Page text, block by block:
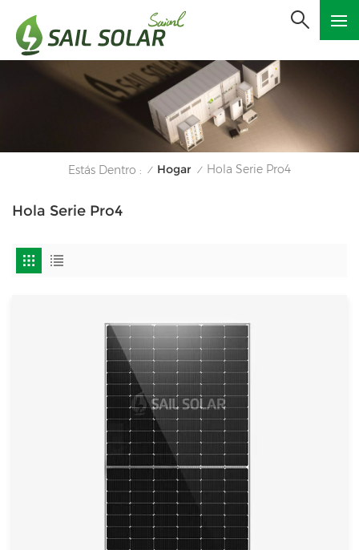
Estás Dentro : / Hogar / Hola Serie Pro4
Hola Serie Pro4